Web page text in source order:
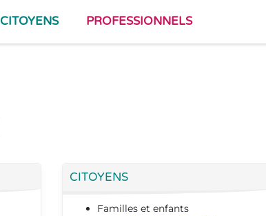
CITOYENS PROFESSIONNELS
CITOYENS
Familles et enfants